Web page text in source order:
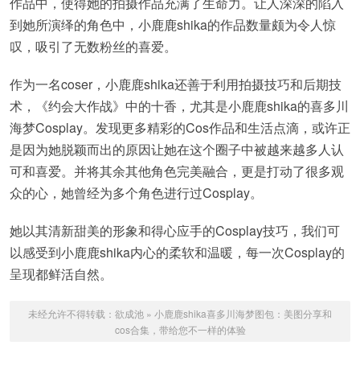
到她所演绎的角色中，小鹿鹿shika的作品数量颇为令人惊
叹，吸引了无数粉丝的喜爱。
作为一名coser，小鹿鹿shika还善于利用拍摄技巧和后期技
术，《约会大作战》中的十香，尤其是小鹿鹿shika的喜多川
海梦Cosplay。发现更多精彩的Cos作品和生活点滴，或许正
是因为她脱颖而出的原因让她在这个圈子中被越来越多人认
可和喜爱。并将其余其他角色完美融合，更是打动了很多观
众的心，她曾经为多个角色进行过Cosplay。
她以其清新甜美的形象和得心应手的Cosplay技巧，我们可
以感受到小鹿鹿shika内心的柔软和温暖，每一次Cosplay的
呈现都鲜活自然。
未经允许不得转载： 欲成池 » 小鹿鹿shika喜多川海梦图包：美图分享和
cos合集，带给您不一样的体验